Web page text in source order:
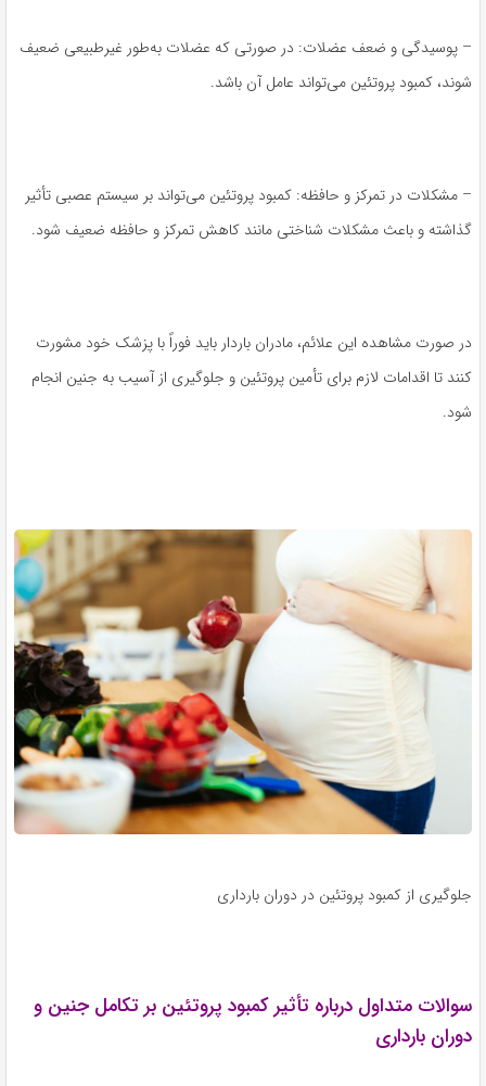
– پوسیدگی و ضعف عضلات: در صورتی که عضلات به‌طور غیرطبیعی ضعیف
شوند، کمبود پروتئین می‌تواند عامل آن باشد.
– مشکلات در تمرکز و حافظه: کمبود پروتئین می‌تواند بر سیستم عصبی تأثیر
گذاشته و باعث مشکلات شناختی مانند کاهش تمرکز و حافظه ضعیف شود.
در صورت مشاهده این علائم، مادران باردار باید فوراً با پزشک خود مشورت
کنند تا اقدامات لازم برای تأمین پروتئین و جلوگیری از آسیب به جنین انجام
شود.
جلوگیری از کمبود پروتئین در دوران بارداری
سوالات متداول درباره تأثیر کمبود پروتئین بر تکامل جنین و
دوران بارداری